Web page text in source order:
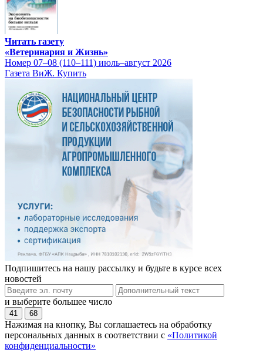
Читать газету
«Ветеринария и Жизнь»
Номер 07–08 (110–111) июль–август 2026
Газета ВиЖ. Купить
Подпишитесь на нашу рассылку и будьте в курсе всех
новостей
и выберите большее число
41 68
Нажимая на кнопку, Вы соглашаетесь на обработку
персональных данных в соответствии с «Политикой
конфиденциальности»